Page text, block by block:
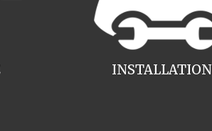
INSTALLATION